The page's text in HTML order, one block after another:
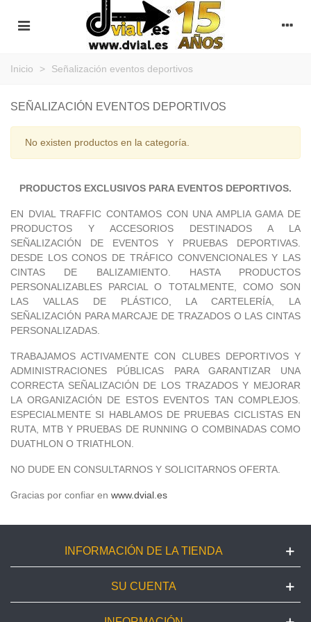
Inicio > Señalización eventos deportivos
SEÑALIZACIÓN EVENTOS DEPORTIVOS
No existen productos en la categoría.
PRODUCTOS EXCLUSIVOS PARA EVENTOS DEPORTIVOS.
EN DVIAL TRAFFIC CONTAMOS CON UNA AMPLIA GAMA DE
PRODUCTOS Y ACCESORIOS DESTINADOS A LA
SEÑALIZACIÓN DE EVENTOS Y PRUEBAS DEPORTIVAS.
DESDE LOS CONOS DE TRÁFICO CONVENCIONALES Y LAS
CINTAS DE BALIZAMIENTO. HASTA PRODUCTOS
PERSONALIZABLES PARCIAL O TOTALMENTE, COMO SON
LAS VALLAS DE PLÁSTICO, LA CARTELERÍA, LA
SEÑALIZACIÓN PARA MARCAJE DE TRAZADOS O LAS CINTAS
PERSONALIZADAS.
TRABAJAMOS ACTIVAMENTE CON CLUBES DEPORTIVOS Y
ADMINISTRACIONES PÚBLICAS PARA GARANTIZAR UNA
CORRECTA SEÑALIZACIÓN DE LOS TRAZADOS Y MEJORAR
LA ORGANIZACIÓN DE ESTOS EVENTOS TAN COMPLEJOS.
ESPECIALMENTE SI HABLAMOS DE PRUEBAS CICLISTAS EN
RUTA, MTB Y PRUEBAS DE RUNNING O COMBINADAS COMO
DUATHLON O TRIATHLON.
NO DUDE EN CONSULTARNOS Y SOLICITARNOS OFERTA.
Gracias por confiar en www.dvial.es
INFORMACIÓN DE LA TIENDA
SU CUENTA